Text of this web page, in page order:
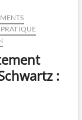
: